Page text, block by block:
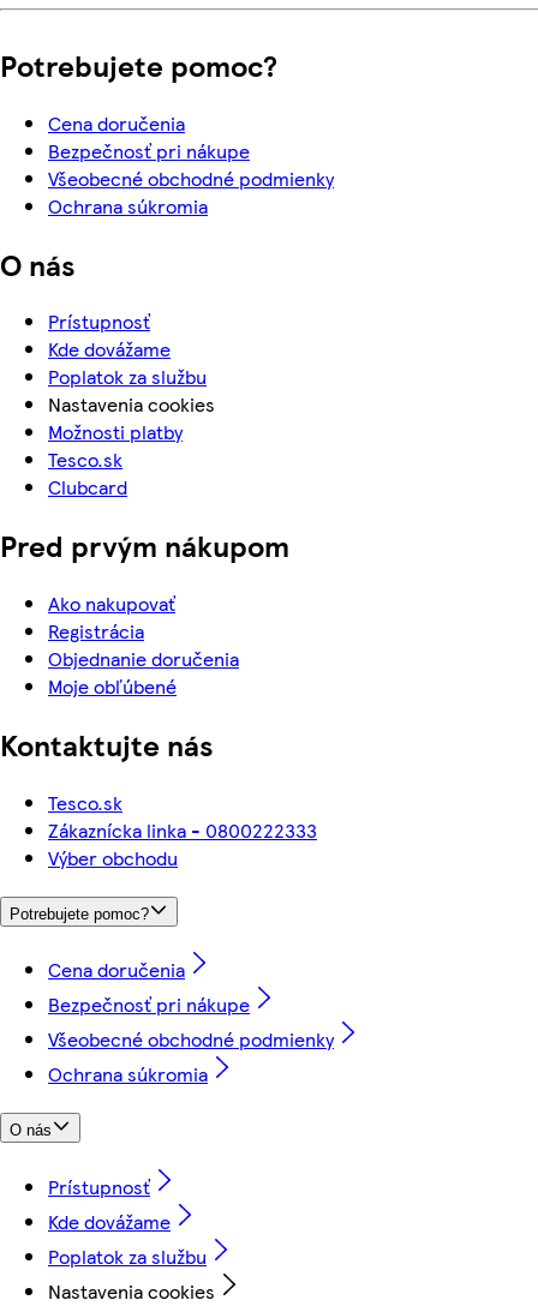
Potrebujete pomoc?
Cena doručenia
Bezpečnosť pri nákupe
Všeobecné obchodné podmienky
Ochrana súkromia
O nás
Prístupnosť
Kde dovážame
Poplatok za službu
Nastavenia cookies
Možnosti platby
Tesco.sk
Clubcard
Pred prvým nákupom
Ako nakupovať
Registrácia
Objednanie doručenia
Moje obľúbené
Kontaktujte nás
Tesco.sk
Zákaznícka linka - 0800222333
Výber obchodu
Potrebujete pomoc?
Cena doručenia
Bezpečnosť pri nákupe
Všeobecné obchodné podmienky
Ochrana súkromia
O nás
Prístupnosť
Kde dovážame
Poplatok za službu
Nastavenia cookies